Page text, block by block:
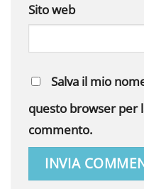
Sito web
Salva il mio
questo browser per
commento.